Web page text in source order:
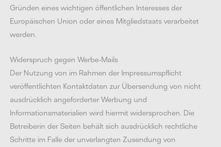
Gründen eines wichtigen öffentlichen Interesses der
Europäischen Union oder eines Mitgliedstaats verarbeitet
werden.
Widerspruch gegen Werbe-Mails
Der Nutzung von im Rahmen der Impressumspflicht
veröffentlichten Kontaktdaten zur Übersendung von nicht
ausdrücklich angeforderter Werbung und
Informationsmaterialien wird hiermit widersprochen. Die
Betreiberin der Seiten behält sich ausdrücklich rechtliche
Schritte im Falle der unverlangten Zusendung von